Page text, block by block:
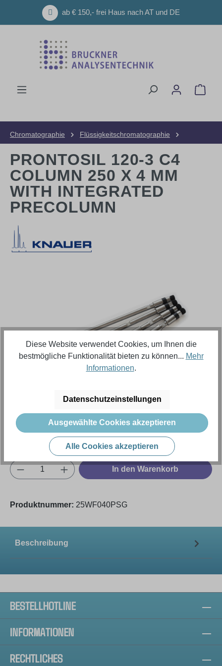
Zum Hauptinhalt springenab € 150,- frei Haus nach AT und DE
Chromatographie
Flüssigkeitschromatographie
PRONTOSIL 120-3 C4
COLUMN 250 X 4 MM
WITH INTEGRATED
PRECOLUMN
693,64 €
Inhalt: 1 Stück (Menge)
Preise exkl. MwSt. zzgl. Versandkosten
Produkt Anzahl: Gib den gewünschten
In den Warenkorb
Produktnummer: 25WF040PSG
Beschreibung
BESTELLHOTLINE
INFORMATIONEN
RECHTLICHES
Diese Website verwendet Cookies, um Ihnen die
bestmögliche Funktionalität bieten zu können... Mehr
Informationen.
Datenschutzeinstellungen
Ausgewählte Cookies akzeptieren
Alle Cookies akzeptieren